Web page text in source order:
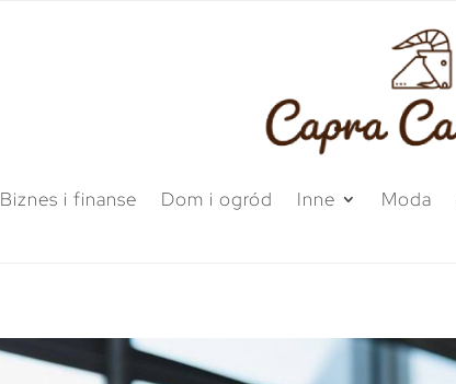
Biznes i finanse Dom i ogród Inne Moda